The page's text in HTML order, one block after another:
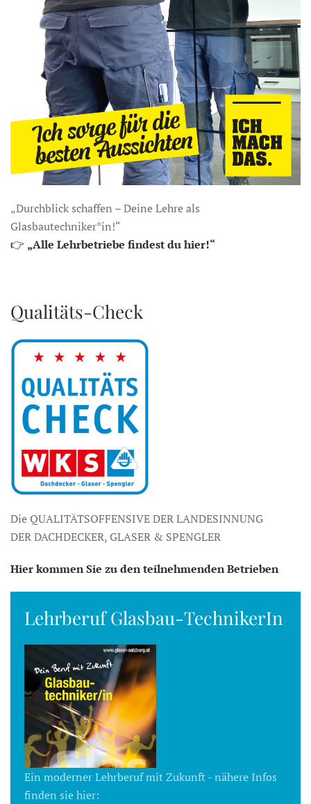
„Durchblick schaffen – Deine Lehre als
Glasbautechniker*in!“
👉 „Alle Lehrbetriebe findest du hier!“
Qualitäts-Check
Die QUALITÄTSOFFENSIVE DER LANDESINNUNG
DER DACHDECKER, GLASER & SPENGLER
Hier kommen Sie zu den teilnehmenden Betrieben
Lehrberuf Glasbau-TechnikerIn
Ein moderner Lehrberuf mit Zukunft - nähere Infos
finden sie hier: